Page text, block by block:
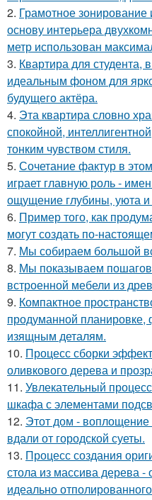
2. Грамотное
основу интерьера
метр использован
3. Квартира для студента,
идеальным фоном для
будущего актёра.
4. Эта квартира словно
спокойной,
тонким чувством стиля.
5. Сочетание фактур в
играет главную роль -
ощущение глубины, уюта и
6. Пример того, как
могут создать по-
7. Мы собираем большой
8. Мы показываем
встроенной мебели из
9. Компактное
продуманной
изящным деталям.
10. Процесс сборки
оливкового дерева и
11. Увлекательный
шкафа с элементами
12. Этот дом -
вдали от городской суеты.
13. Процесс создания
стола из массива дерева -
идеально